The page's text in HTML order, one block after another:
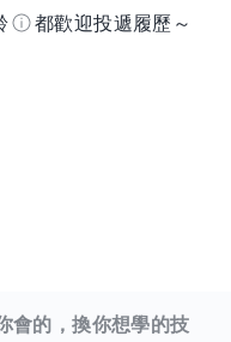
都歡迎投遞履歷～
會的，換你想學的技